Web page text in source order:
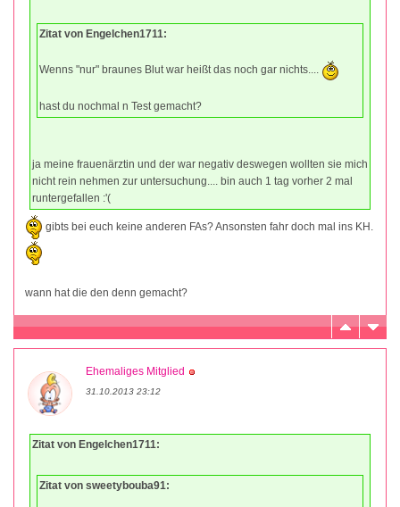
Zitat von Engelchen1711:
Wenns "nur" braunes Blut war heißt das noch gar nichts....
hast du nochmal n Test gemacht?
ja meine frauenärztin und der war negativ deswegen wollten sie mich
nicht rein nehmen zur untersuchung.... bin auch 1 tag vorher 2 mal
runtergefallen :'(
gibts bei euch keine anderen FAs? Ansonsten fahr doch mal ins KH.
wann hat die den denn gemacht?
Ehemaliges Mitglied
31.10.2013 23:12
Zitat von Engelchen1711:
Zitat von sweetybouba91: